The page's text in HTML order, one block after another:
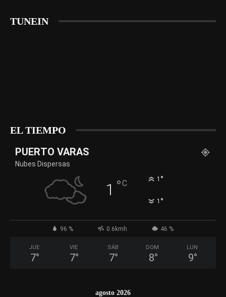
TUNEIN
EL TIEMPO
PUERTO VARAS
Nubes Dispersas
1 °C 1 °
1 °
96 % 0.6kmh 46 %
JUE
7°
VIE
7°
SÁB
7°
DOM
8°
LUN
9°
agosto 2026